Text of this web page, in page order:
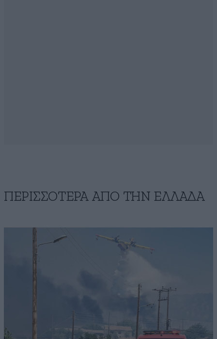
ΠΕΡΙΣΣΟΤΕΡΑ ΑΠΟ ΤΗΝ ΕΛΛΑΔΑ